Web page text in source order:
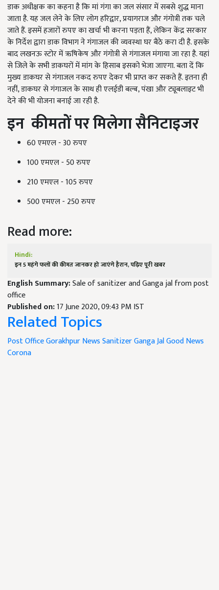
डाक अधीक्षक का कहना है कि मां गंगा का जल संसार में सबसे शुद्ध माना
जाता है. यह जल लेने के लिए लोग हरिद्वार, प्रयागराज और गंगोत्री तक चले
जाते हैं. इसमें हजारों रुपए का खर्चा भी करना पड़ता हैं, लेकिन केंद्र सरकार
के निर्देश द्वारा डाक विभाग ने गंगाजल की व्यवस्था घर बैठे करा दी है. इसके
बाद लखनऊ स्टोर में ऋषिकेष और गंगोत्री से गंगाजल मंगाया जा रहा है. यहां
से जिले के सभी डाकघरों में मांग के हिसाब इसको भेजा जाएगा. बता दें कि
मुख्य डाकघर से गंगाजल नकद रुपए देकर भी प्राप्त कर सकते हैं. इतना ही
नहीं, डाकघर से गंगाजल के साथ ही एलईडी बल्ब, पंखा और ट्यूबलाइट भी
देने की भी योजना बनाई जा रही है.
इन कीमतों पर मिलेगा सैनिटाइजर
60 एमएल - 30 रुपए
100 एमएल - 50 रुपए
210 एमएल - 105 रुपए
500 एमएल - 250 रुपए
Read more:
Hindi:
इन 5 महंगे फलों की कीमत जानकर हो जाएंगे हैरान, पढ़िए पूरी खबर
English Summary:Sale of sanitizer and Ganga jal from post
office
Published on:17 June 2020, 09:43 PM IST
Related Topics
Post OfficeGorakhpur NewsSanitizerGanga JalGood News
Corona